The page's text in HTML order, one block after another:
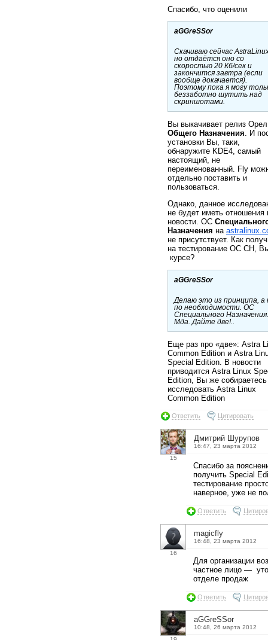
Спасибо, что оценили
aGGreSSor
Скачиваю сейчас
но отдаётся оно со
скоростью 20 Кб/сек и
закончится завтра (если
вообще докачается).
Поэтому пока я могу
беззаботно шутить над
скриншотами.
Вы выкачивает релиз
Общего Назначения. И
установки Вы, таки,
обнаружите KDE4, самый
настоящий, не
переименованный. Fly
отдельно поставить и
пользоваться.
Однако, данное
не будет иметь отношения
новости. ОС
Назначения на
не присутствует. Как
на тестирование ОС СН,
курсе?
aGGreSSor
Делаю это из принципа, а
по необходимости. ОС
Специального Назначения.
Мда. Дайте две!..
Еще раз про «две»: Astra
Common Edition и Astra
Special Edition. В новости
приводится Astra Linux
Edition, Вы же собираетесь
исследовать Astra Linux
Common Edition
Ответить Цитировать
15
Дмитрий Шурупов
16:47, 23 марта 2012
Спасибо за
получить Special
тестирование
наверное, уже не
Ответить
16
magicfly
16:48, 23 марта 2012
Для организации
частное лицо —
отделе продаж
Ответить
aGGreSSor
10:48, 26 марта 2012